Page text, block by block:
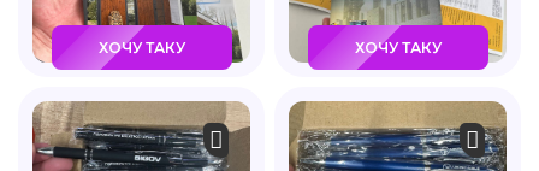
ХОЧУ ТАКУ ХОЧУ ТАКУ